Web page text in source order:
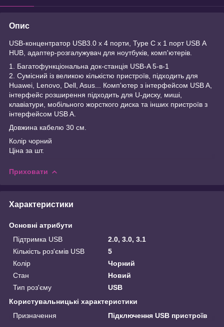
Опис
USB-концентратор USB3.0 х 4 порти, Type C х 1 порт USB А
HUB, адаптер-розгалужувач для ноутбуків, комп'ютерів.
1. Багатофункціональна док-станція USB-A 5-в-1
2. Сумісний із великою кількістю пристроїв, підходить для
Huawei, Lenovo, Dell, Asus... Комп'ютер з інтерфейсом USB A,
інтерфейс розширення підходить для U-диску, миші,
клавіатури, мобільного жорсткого диска та інших пристроїв з
інтерфейсом USB A.
Довжина кабелю 30 см.
Колір чорний
Ціна за шт.
Приховати
Характеристики
Основні атрибути
Підтримка USB
2.0, 3.0, 3.1
Кількість роз'ємів USB
5
Колір
Чорний
Стан
Новий
Тип роз'єму
USB
Користувальницькі характеристики
Призначення
Підключення USB пристроїв